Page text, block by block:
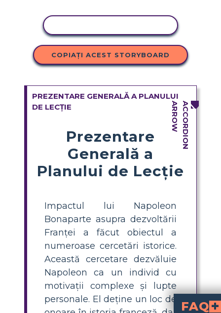
COPIAȚI ACEST STORYBOARD
PREZENTARE GENERALĂ A PLANULUI
DE LECȚIE
Prezentare
Generală a
Planului de Lecție
Impactul lui Napoleon
Bonaparte asupra dezvoltării
Franței a făcut obiectul a
numeroase cercetări istorice.
Această cercetare dezvăluie
Napoleon ca un individ cu
motivații complexe și lupte
personale. El deține un loc de
FAQ